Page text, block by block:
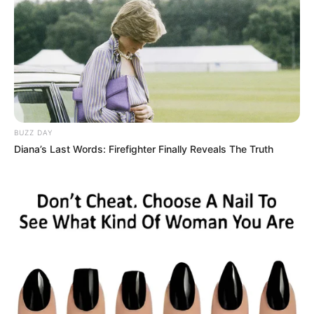
11. Curly bob
BUZZ DAY
Diana’s Last Words: Firefighter Finally Reveals The Truth